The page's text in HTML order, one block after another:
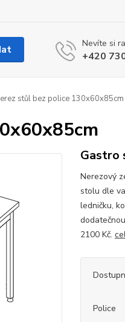
Nevíte si
+420
stůl bez police 130x60x85cm
Gastro
Nerezový
stolu dle
ledničku,
2100 Kč.
Police